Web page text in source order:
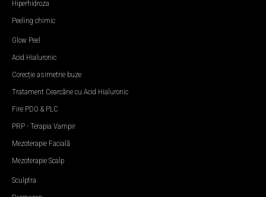
Sculptra
Glow Peel
Acid Hialuronic
Corecție asimetrie buze
Tratament Cearcăne cu Acid Hialuronic
Fire PDO & PLC
PRP - Terapia Vampir
Mezoterapie Facială
Mezoterapie Scalp
Hiperhidroza
Peeling chimic